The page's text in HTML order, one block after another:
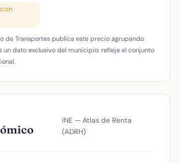
de Transportes publica este precio agrupando
un dato exclusivo del municipio: refleja el conjunto
INE — Atlas de Renta
(ADRH)